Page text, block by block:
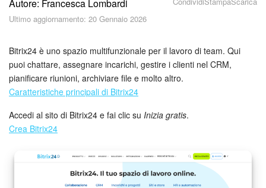
Piani e pagamento
Come iniziare?
CoPilot: IA in Bitrix24
Feed
Messenger
Autore: Francesca Lombardi
Ultimo aggiornamento: 20 Gennaio 2026
Bitrix24 è uno spazio multifunzionale per il lavoro di team. Qui
puoi chattare, assegnare incarichi, gestire i clienti nel CRM,
pianificare riunioni, archiviare file e molto altro.
Caratteristiche principali di Bitrix24
Accedi al sito di Bitrix24 e fai clic su Inizia gratis.
Crea Bitrix24